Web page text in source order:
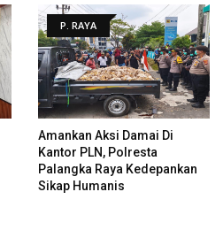
P. RAYA
Amankan Aksi Damai Di
Kantor PLN, Polresta
Palangka Raya Kedepankan
Sikap Humanis